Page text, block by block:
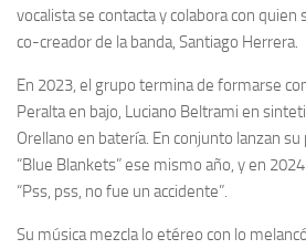
vocalista se contacta y colabora con
co-creador de la banda, Santiago Herrera.
En 2023, el grupo termina de formarse
Peralta en bajo, Luciano Beltrami en
Orellano en batería. En conjunto lanzan
“Blue Blankets” ese mismo año, y en
“Pss, pss, no fue un accidente”.
Su música mezcla lo etéreo con lo